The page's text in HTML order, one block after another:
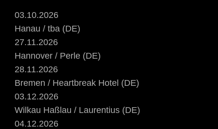
03.10.2026
Hanau / tba (DE)
27.11.2026
Hannover / Perle (DE)
28.11.2026
Bremen / Heartbreak Hotel (DE)
03.12.2026
Wilkau Haßlau / Laurentius (DE)
04.12.2026